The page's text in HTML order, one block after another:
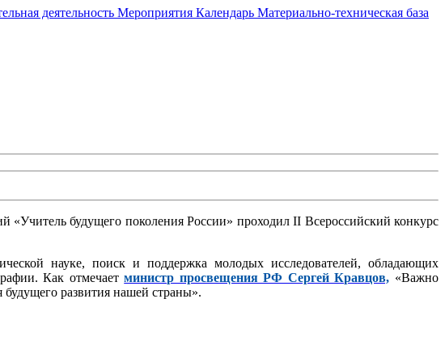
деятельность Мероприятия Календарь Материально-техническая база
«Учитель будущего поколения России» проходил II Всероссийский конкурс
науке, поиск и поддержка молодых исследователей, обладающих
Как отмечаетминистр просвещения РФ Сергей Кравцов, «Важно
будущего развития нашей страны».